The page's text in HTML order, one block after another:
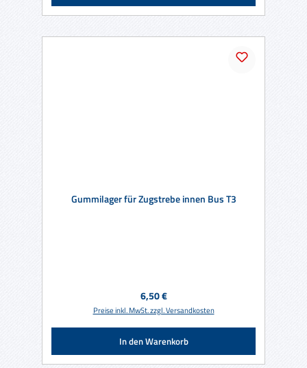
Gummilager für Zugstrebe innen Bus T3
Regulärer Preis:
6,50 €
Preise inkl. MwSt. zzgl. Versandkosten
In den Warenkorb